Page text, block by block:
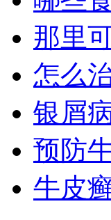
那里
怎么
银屑
预防
牛皮